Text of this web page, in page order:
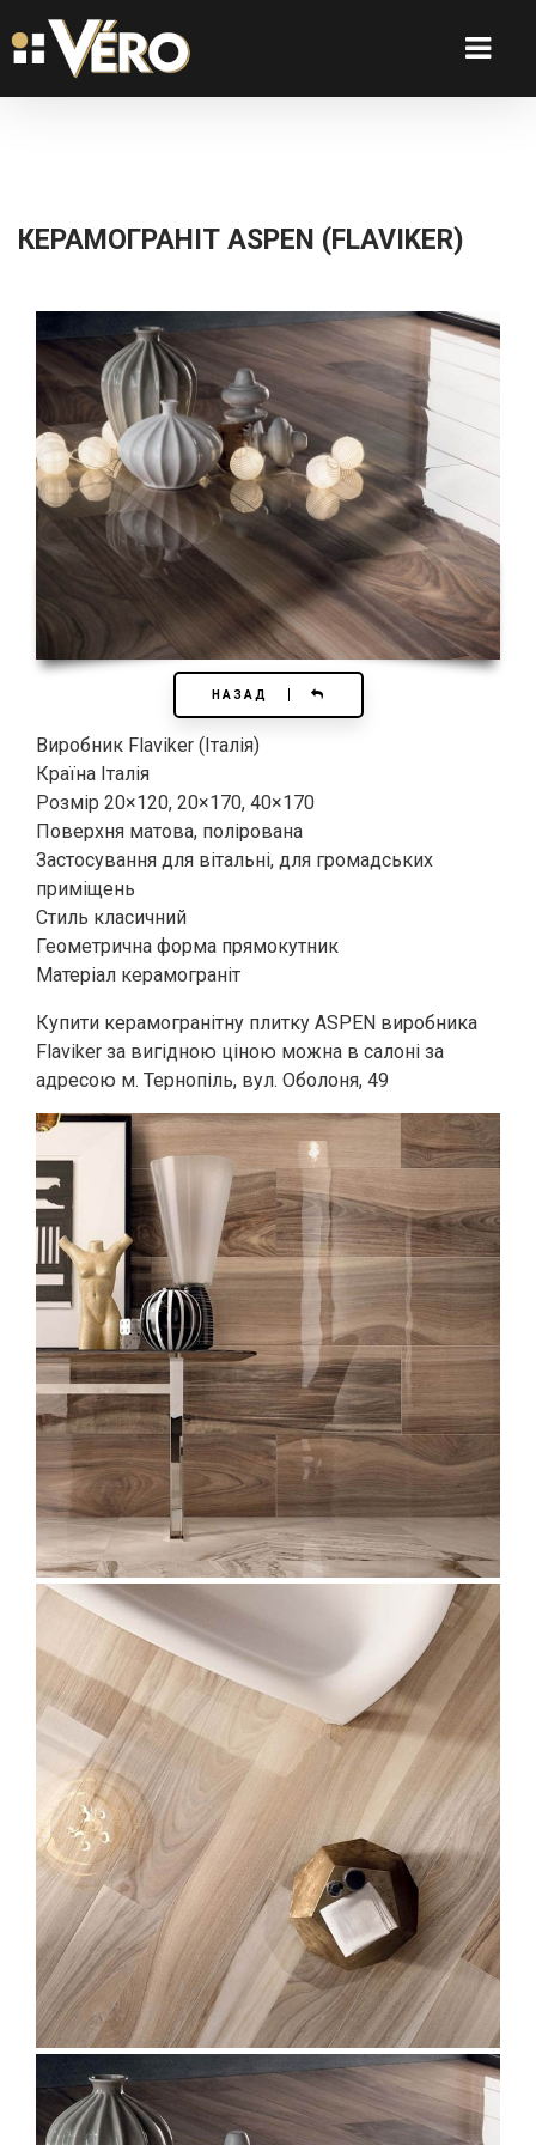
КЕРАМОГРАНІТ ASPEN (FLAVIKER)
НАЗАД
Виробник Flaviker (Італія)
Країна Італія
Розмір 20×120, 20×170, 40×170
Поверхня матова, полірована
Застосування для вітальні, для громадських
приміщень
Стиль класичний
Геометрична форма прямокутник
Матеріал керамограніт
Купити керамогранітну плитку ASPEN виробника
Flaviker за вигідною ціною можна в салоні за
адресою м. Тернопіль, вул. Оболоня, 49